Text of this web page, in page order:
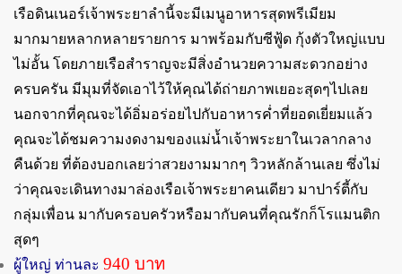
เรือดินเนอร์เจ้าพระยาลำนี้จะมีเมนูอาหารสุดพรีเมียม
มากมายหลากหลายรายการ มาพร้อมกับซีฟู้ด กุ้งตัวใหญ่แบบ
ไม่อั้น โดยภายเรือสำราญจะมีสิ่งอำนวยความสะดวกอย่าง
ครบครัน มีมุมที่จัดเอาไว้ให้คุณได้ถ่ายภาพเยอะสุดๆไปเลย
นอกจากที่คุณจะได้อิ่มอร่อยไปกับอาหารค่ำที่ยอดเยี่ยมแล้ว
คุณจะได้ชมความงดงามของแม่น้ำเจ้าพระยาในเวลากลาง
คืนด้วย ที่ต้องบอกเลยว่าสวยงามมากๆ วิวหลักล้านเลย ซึ่งไม่
ว่าคุณจะเดินทางมาล่องเรือเจ้าพระยาคนเดียว มาปาร์ตี้กับ
กลุ่มเพื่อน มากับครอบครัวหรือมากับคนที่คุณรักก็โรแมนติก
สุดๆ
ผู้ใหญ่ ท่านละ 940 บาท